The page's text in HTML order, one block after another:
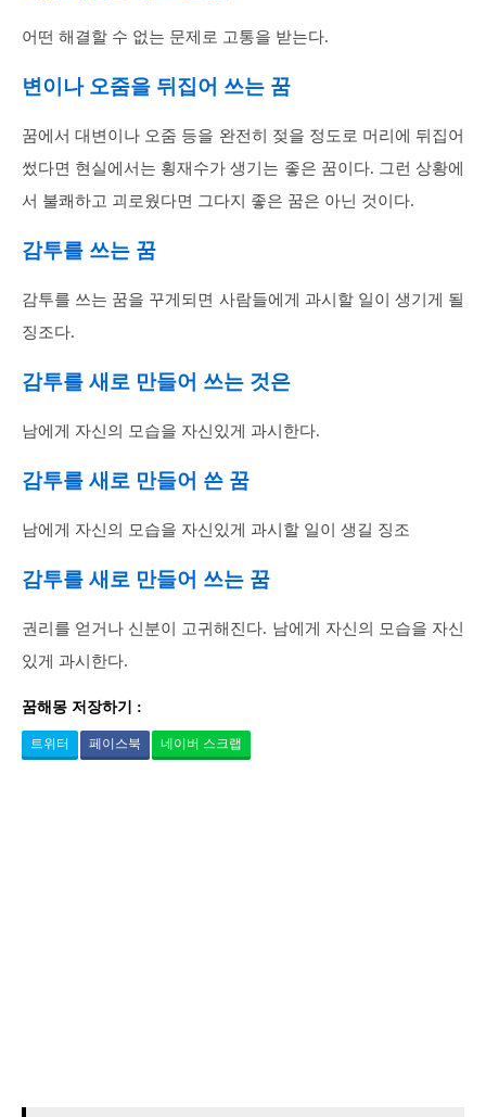
어떤 해결할 수 없는 문제로 고통을 받는다.
변이나 오줌을 뒤집어 쓰는 꿈
꿈에서 대변이나 오줌 등을 완전히 젖을 정도로 머리에 뒤집어
썼다면 현실에서는 횡재수가 생기는 좋은 꿈이다. 그런 상황에
서 불쾌하고 괴로웠다면 그다지 좋은 꿈은 아닌 것이다.
감투를 쓰는 꿈
감투를 쓰는 꿈을 꾸게되면 사람들에게 과시할 일이 생기게 될
징조다.
감투를 새로 만들어 쓰는 것은
남에게 자신의 모습을 자신있게 과시한다.
감투를 새로 만들어 쓴 꿈
남에게 자신의 모습을 자신있게 과시할 일이 생길 징조
감투를 새로 만들어 쓰는 꿈
권리를 얻거나 신분이 고귀해진다. 남에게 자신의 모습을 자신
있게 과시한다.
꿈해몽 저장하기 :
트위터 페이스북 네이버 스크랩